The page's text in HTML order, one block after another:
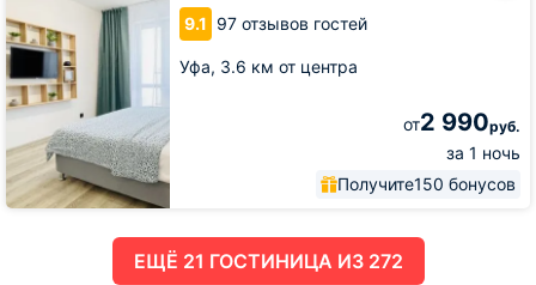
9.1 97 отзывов гостей
Уфа, 3.6 км от центра
от2 990руб.
за 1 ночь
Получите150 бонусов
ЕЩË 21 ГОСТИНИЦА ИЗ 272